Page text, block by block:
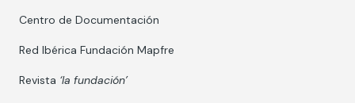
Centro de Documentación
Red Ibérica Fundación Mapfre
Revista ‘la fundación’